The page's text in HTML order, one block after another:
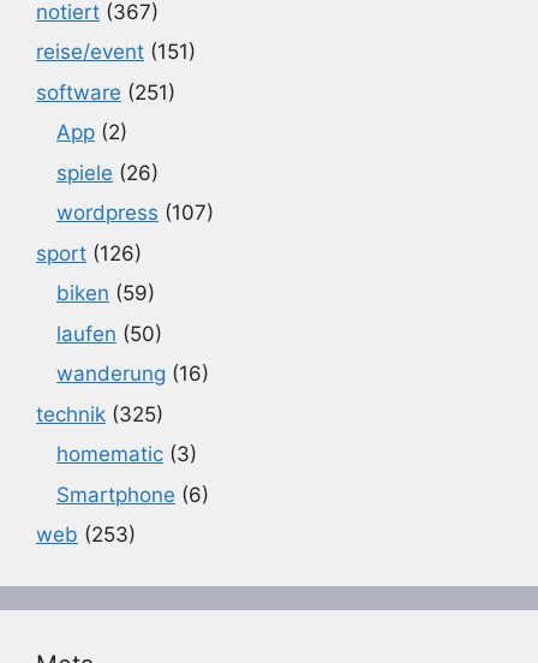
notiert (367)
reise/event (151)
software (251)
App (2)
spiele (26)
wordpress (107)
sport (126)
biken (59)
laufen (50)
wanderung (16)
technik (325)
homematic (3)
Smartphone (6)
web (253)